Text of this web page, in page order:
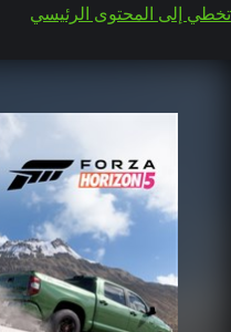
تخطي إلى المحتوى الرئيسي